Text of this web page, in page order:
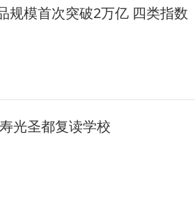
规模首次突破2万亿 四类指数
光圣都复读学校